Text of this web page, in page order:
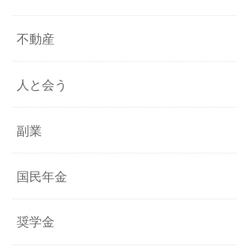
不動産
人と会う
副業
国民年金
奨学金